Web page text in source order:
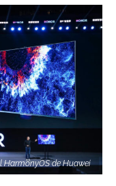
HarmonyOS de Huawei